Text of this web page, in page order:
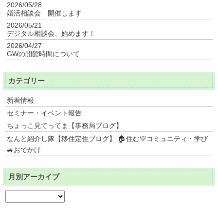
2026/05/28
婚活相談会 開催します
2026/05/21
デジタル相談会、始めます！
2026/04/27
GWの開館時間について
カテゴリー
新着情報
セミナー・イベント報告
ちょっこ見てってま【事務局ブログ】
なんと紹介し隊【移住定住ブログ】 🏠住む💛コミュニティ・学び
🚙おでかけ
月別アーカイブ